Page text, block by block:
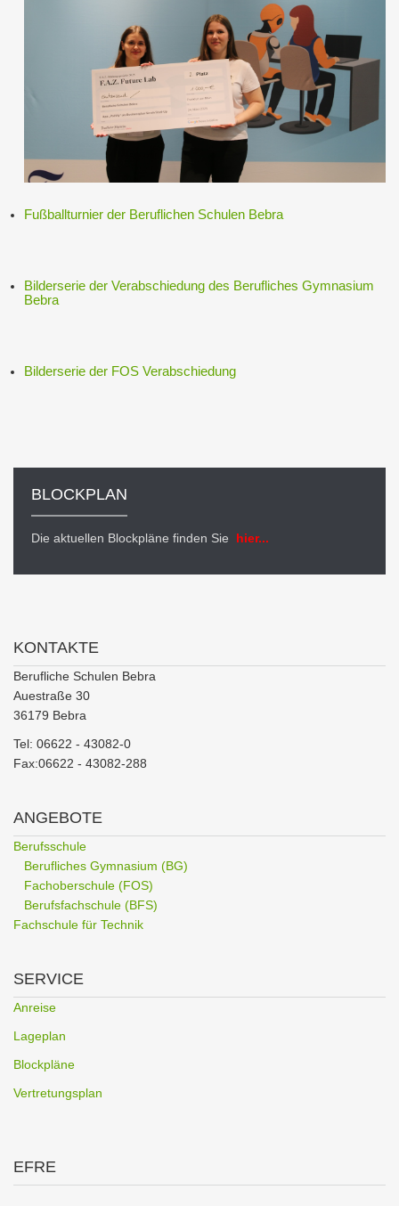
Fußballturnier der Beruflichen Schulen Bebra
Bilderserie der Verabschiedung des Berufliches Gymnasium
Bebra
Bilderserie der FOS Verabschiedung
BLOCKPLAN
Die aktuellen Blockpläne finden Sie hier...
KONTAKTE
Berufliche Schulen Bebra
Auestraße 30
36179 Bebra
Tel: 06622 - 43082-0
Fax:06622 - 43082-288
ANGEBOTE
Berufsschule
Berufliches Gymnasium (BG)
Fachoberschule (FOS)
Berufsfachschule (BFS)
Fachschule für Technik
SERVICE
Anreise
Lageplan
Blockpläne
Vertretungsplan
EFRE